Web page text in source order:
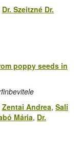
Dr. Szeitzné Dr.
poppy seeds in
Zentai Andrea, Sali
Mária, Dr.